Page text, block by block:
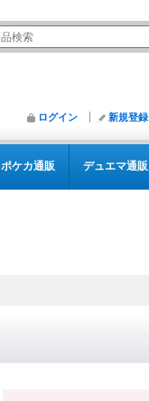
ログイン 新規登録
ポケカ通販 デュエマ通販